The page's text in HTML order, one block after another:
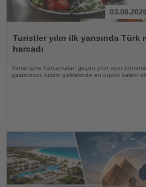
Oku
03.08.2026
Turistler yılın ilk yarısında
harcadı
Yeme içme harcamaları geçen yılın aynı
gastronomi turizm gelirlerinde en büyük kalem